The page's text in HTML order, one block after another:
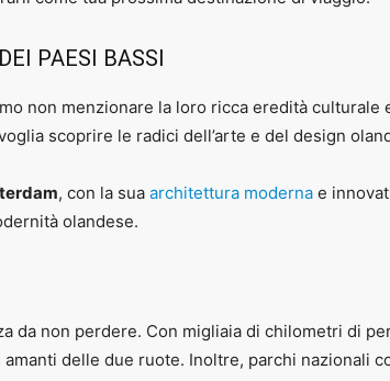
PAESI BASSI
non menzionare la loro ricca eredità culturale
scoprire le radici dell’arte e del design
, con la sua architettura moderna e
olandese.
da non perdere. Con migliaia di chilometri di
delle due ruote. Inoltre, parchi nazionali